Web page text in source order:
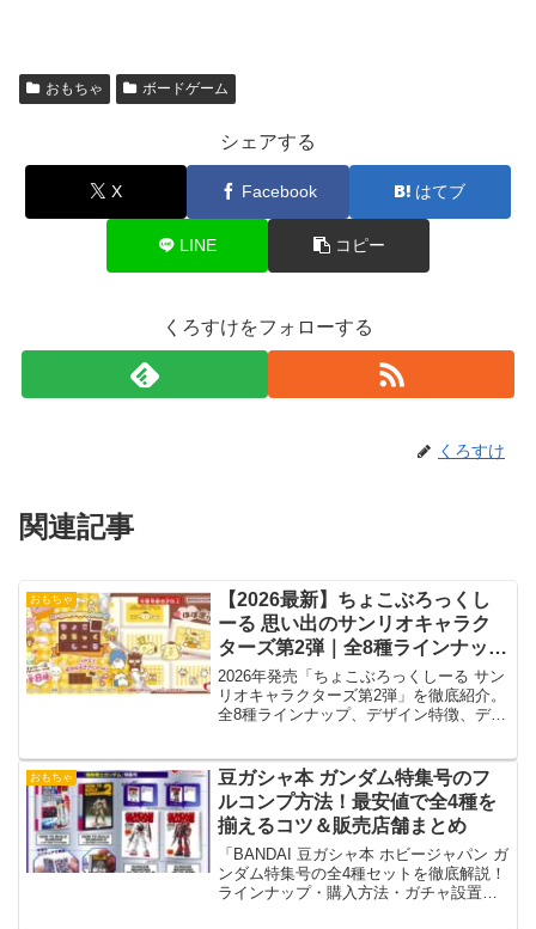
おもちゃ ボードゲーム
シェアする
X Facebook はてブ
LINE コピー
くろすけをフォローする
くろすけ
関連記事
おもちゃ
【2026最新】ちょこぶろっくし
ーる 思い出のサンリオキャラク
ターズ第2弾｜全8種ラインナッ
プ・使い方・レビュー徹底解説
【BOX情報あり】
2026年発売「ちょこぶろっくしーる サン
リオキャラクターズ第2弾」を徹底紹介。
全8種ラインナップ、デザイン特徴、デコ
おもちゃ
豆ガシャ本 ガンダム特集号のフ
ルコンプ方法！最安値で全4種を
揃えるコツ＆販売店舗まとめ
「BANDAI 豆ガシャ本 ホビージャパン ガ
ンダム特集号の全4種セットを徹底解説！
ラインナップ・購入方法・ガチャ設置店